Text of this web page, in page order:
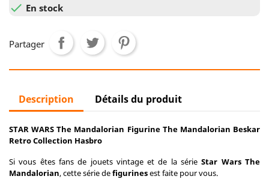
 En stock
Partager
Description Détails du produit
STAR WARS The Mandalorian Figurine The Mandalorian Beskar
Retro Collection Hasbro
Si vous êtes fans de jouets vintage et de la sérieStar Wars The
Mandalorian, cette série defigurinesest faite pour vous.